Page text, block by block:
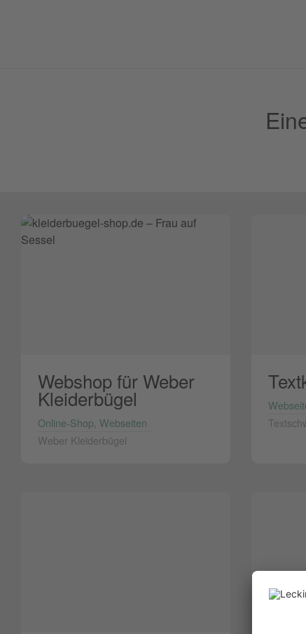
Webshop für Weber
Kleiderbügel
Online-Shop, Webseiten
Weber Kleiderbügel